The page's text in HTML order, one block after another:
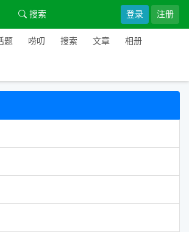
搜索 登录 注册
题 唠叨 搜索 文章 相册